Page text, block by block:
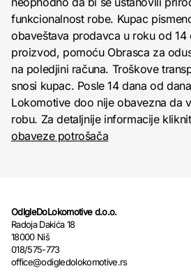
funkcionalnost robe. Kupac
obaveštava prodavca u roku od 14
proizvod, pomoću Obrasca za
na poledjini računa. Troškove
snosi kupac. Posle 14 dana od
Lokomotive doo nije obavezna da
robu. Za detaljnije informacije
obaveze potrošača
OdIgleDoLokomotive d.o.o.
Radoja Dakića 18
18000 Niš
018/575-773
office@odigledolokomotive.rs